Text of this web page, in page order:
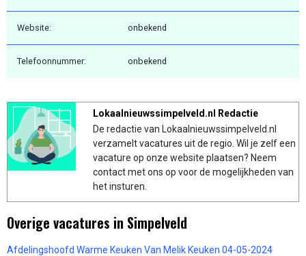
Website: onbekend
Telefoonnummer: onbekend
Lokaalnieuwssimpelveld.nl Redactie
De redactie van Lokaalnieuwssimpelveld.nl
verzamelt vacatures uit de regio. Wil je zelf een
vacature op onze website plaatsen? Neem
contact met ons op voor de mogelijkheden van
het insturen.
Overige vacatures in Simpelveld
Afdelingshoofd Warme Keuken Van Melik Keuken 04-05-2024